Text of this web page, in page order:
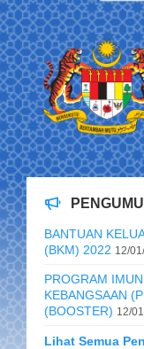
BANTUAN
(BKM) 2022 12/
PROGRAM
KEBANGSAAN
(BOOSTER) 12/
Lihat Semua